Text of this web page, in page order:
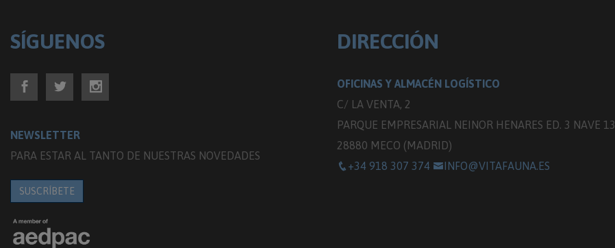
SÍGUENOS
NEWSLETTER
PARA ESTAR AL TANTO DE NUESTRAS NOVEDADES
SUSCRÍBETE
DIRECCIÓN
OFICINAS Y ALMACÉN LOGÍSTICO
C/ LA VENTA, 2
PARQUE EMPRESARIAL NEINOR HENARES ED. 3 NAVE 13
28880 MECO (MADRID)
+34 918 307 374
INFO@VITAFAUNA.ES